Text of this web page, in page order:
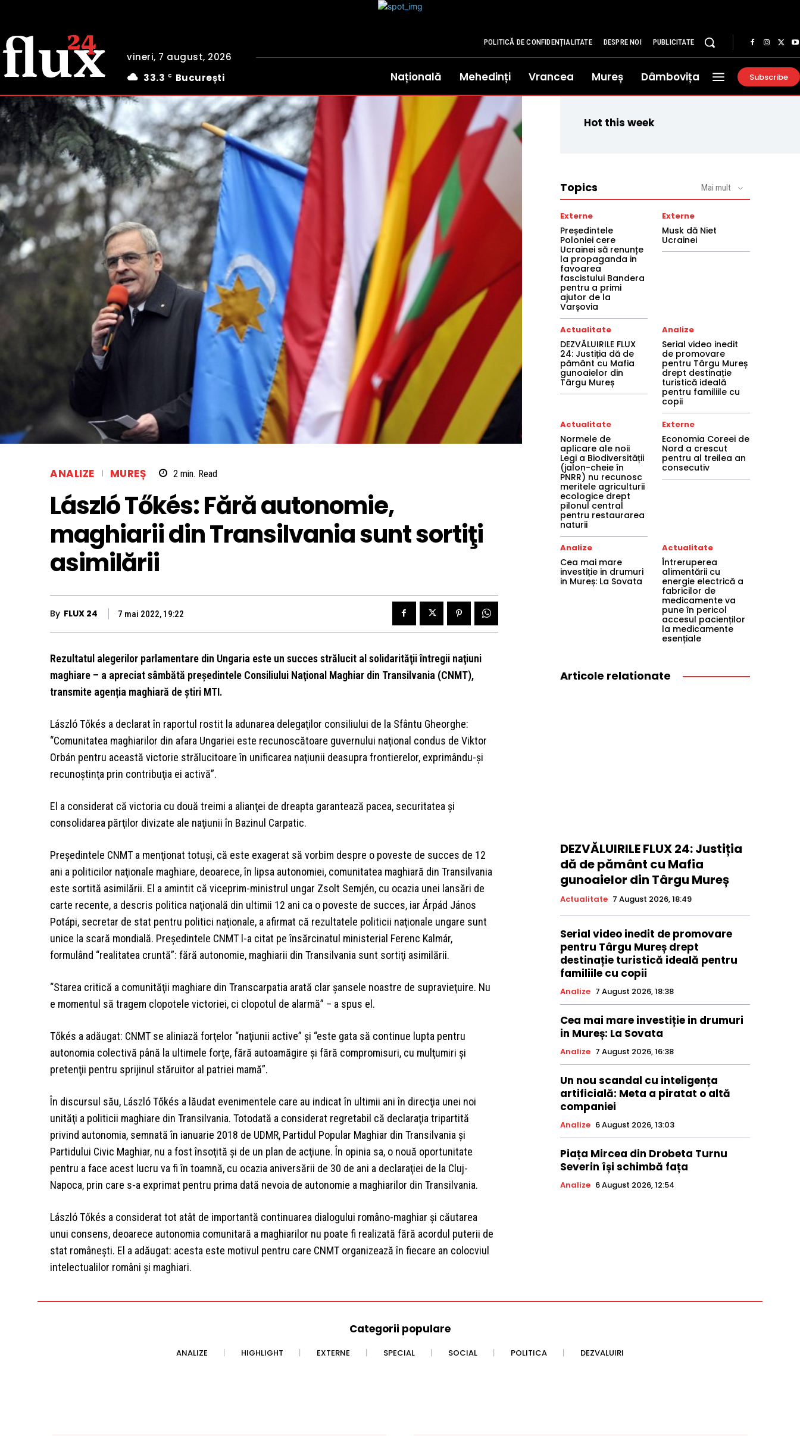
vineri, 7 august, 2026
33.3 C București
POLITICĂ DE CONFIDENȚIALITATE DESPRE NOI PUBLICITATE
Națională Mehedinți Vrancea Mureș Dâmbovița Subscribe
ANALIZE MUREȘ 2 min. Read
László Tőkés: Fără autonomie,
maghiarii din Transilvania sunt sortiţi
asimilării
By FLUX 24 7 mai 2022, 19:22
Rezultatul alegerilor parlamentare din Ungaria este un succes strălucit al solidarităţii întregii naţiuni
maghiare – a apreciat sâmbătă preşedintele Consiliului Naţional Maghiar din Transilvania (CNMT),
transmite agenția maghiară de știri MTI.
László Tőkés a declarat în raportul rostit la adunarea delegaţilor consiliului de la Sfântu Gheorghe:
“Comunitatea maghiarilor din afara Ungariei este recunoscătoare guvernului naţional condus de Viktor
Orbán pentru această victorie strălucitoare în unificarea naţiunii deasupra frontierelor, exprimându-şi
recunoştinţa prin contribuţia ei activă”.
El a considerat că victoria cu două treimi a alianţei de dreapta garantează pacea, securitatea şi
consolidarea părţilor divizate ale naţiunii în Bazinul Carpatic.
Preşedintele CNMT a menţionat totuşi, că este exagerat să vorbim despre o poveste de succes de 12
ani a politicilor naţionale maghiare, deoarece, în lipsa autonomiei, comunitatea maghiară din Transilvania
este sortită asimilării. El a amintit că viceprim-ministrul ungar Zsolt Semjén, cu ocazia unei lansări de
carte recente, a descris politica naţională din ultimii 12 ani ca o poveste de succes, iar Árpád János
Potápi, secretar de stat pentru politici naţionale, a afirmat că rezultatele politicii naţionale ungare sunt
unice la scară mondială. Preşedintele CNMT l-a citat pe însărcinatul ministerial Ferenc Kalmár,
formulând “realitatea cruntă”: fără autonomie, maghiarii din Transilvania sunt sortiţi asimilării.
“Starea critică a comunităţii maghiare din Transcarpatia arată clar şansele noastre de supravieţuire. Nu
e momentul să tragem clopotele victoriei, ci clopotul de alarmă” – a spus el.
Tőkés a adăugat: CNMT se aliniază forţelor “naţiunii active” şi “este gata să continue lupta pentru
autonomia colectivă până la ultimele forţe, fără autoamăgire şi fără compromisuri, cu mulţumiri şi
pretenţii pentru sprijinul stăruitor al patriei mamă”.
În discursul său, László Tőkés a lăudat evenimentele care au indicat în ultimii ani în direcţia unei noi
unităţi a politicii maghiare din Transilvania. Totodată a considerat regretabil că declaraţia tripartită
privind autonomia, semnată în ianuarie 2018 de UDMR, Partidul Popular Maghiar din Transilvania şi
Partidului Civic Maghiar, nu a fost însoţită şi de un plan de acţiune. În opinia sa, o nouă oportunitate
pentru a face acest lucru va fi în toamnă, cu ocazia aniversării de 30 de ani a declaraţiei de la Cluj-
Napoca, prin care s-a exprimat pentru prima dată nevoia de autonomie a maghiarilor din Transilvania.
László Tőkés a considerat tot atât de importantă continuarea dialogului româno-maghiar şi căutarea
unui consens, deoarece autonomia comunitară a maghiarilor nu poate fi realizată fără acordul puterii de
stat româneşti. El a adăugat: acesta este motivul pentru care CNMT organizează în fiecare an colocviul
intelectualilor români şi maghiari.
Hot this week
Topics Mai mult
Externe
Președintele
Poloniei cere
Ucrainei să renunțe
la propaganda in
favoarea
fascistului Bandera
pentru a primi
ajutor de la
Varșovia
Externe
Musk dă Niet
Ucrainei
Actualitate
DEZVĂLUIRILE FLUX
24: Justiția dă de
pământ cu Mafia
gunoaielor din
Târgu Mureș
Analize
Serial video inedit
de promovare
pentru Târgu Mureș
drept destinație
turistică ideală
pentru familiile cu
copii
Actualitate
Normele de
aplicare ale noii
Legi a Biodiversității
(jalon-cheie în
PNRR) nu recunosc
meritele agriculturii
ecologice drept
pilonul central
pentru restaurarea
naturii
Externe
Economia Coreei de
Nord a crescut
pentru al treilea an
consecutiv
Analize
Cea mai mare
investiție in drumuri
in Mureș: La Sovata
Actualitate
Întreruperea
alimentării cu
energie electrică a
fabricilor de
medicamente va
pune în pericol
accesul pacienților
la medicamente
esențiale
Articole relationate
DEZVĂLUIRILE FLUX 24: Justiția
dă de pământ cu Mafia
gunoaielor din Târgu Mureș
Actualitate 7 August 2026, 18:49
Serial video inedit de promovare
pentru Târgu Mureș drept
destinație turistică ideală pentru
familiile cu copii
Analize 7 August 2026, 18:38
Cea mai mare investiție in drumuri
in Mureș: La Sovata
Analize 7 August 2026, 16:38
Un nou scandal cu inteligența
artificială: Meta a piratat o altă
companiei
Analize 6 August 2026, 13:03
Piața Mircea din Drobeta Turnu
Severin își schimbă fața
Analize 6 August 2026, 12:54
Categorii populare
ANALIZE HIGHLIGHT EXTERNE SPECIAL SOCIAL POLITICA DEZVALUIRI